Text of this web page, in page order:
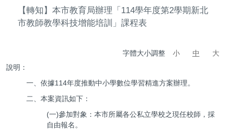
關於本校
【轉知】本市教育局辦理「114學年度第2學期新北
市教師教學科技增能培訓」課程表
字體大小調整 小 中
大
說明：
一、依據114年度推動中小學數位學習精進方案辦理。
二、本案資訊如下：
(一)參加對象：本市所屬各公私立學校之現任校師，採
自由報名。